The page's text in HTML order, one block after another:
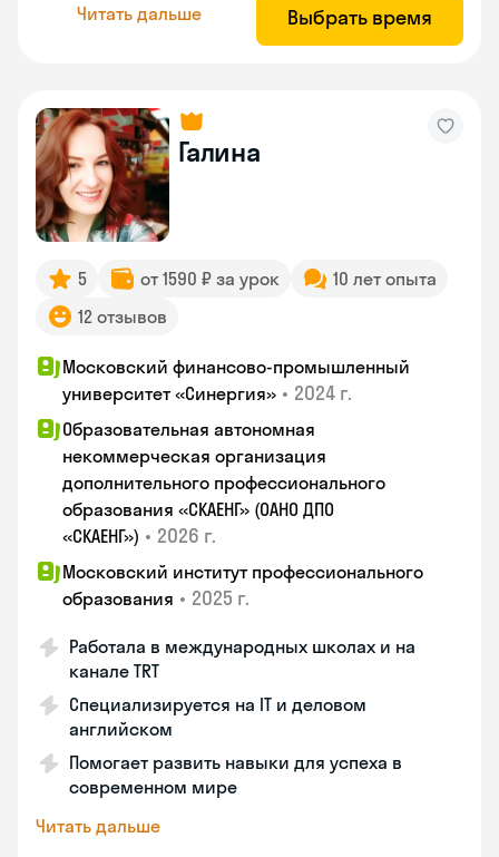
Читать дальше Выбрать время
Галина
5 от 1590 ₽ за урок
10 лет опыта
12 отзывов
Московский финансово-промышленный
университет «Синергия» • 2024 г.
Образовательная автономная
некоммерческая организация
дополнительного профессионального
образования «СКАЕНГ» (ОАНО ДПО
«СКАЕНГ») • 2026 г.
Московский институт профессионального
образования • 2025 г.
Работала в международных школах и на
канале TRT
Специализируется на IT и деловом
английском
Помогает развить навыки для успеха в
современном мире
Читать дальше